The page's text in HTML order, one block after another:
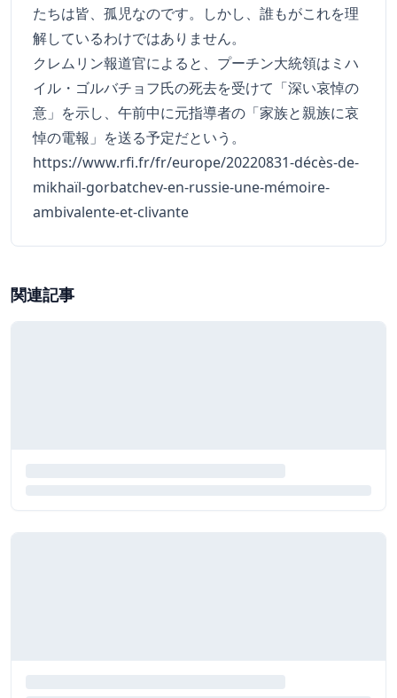
たちは皆、孤児なのです。しかし、誰もがこれを理
解しているわけではありません。
クレムリン報道官によると、プーチン大統領はミハ
イル・ゴルバチョフ氏の死去を受けて「深い哀悼の
意」を示し、午前中に元指導者の「家族と親族に哀
悼の電報」を送る予定だという。
https://www.rfi.fr/fr/europe/20220831-décès-de-
mikhaïl-gorbatchev-en-russie-une-mémoire-
ambivalente-et-clivante
関連記事